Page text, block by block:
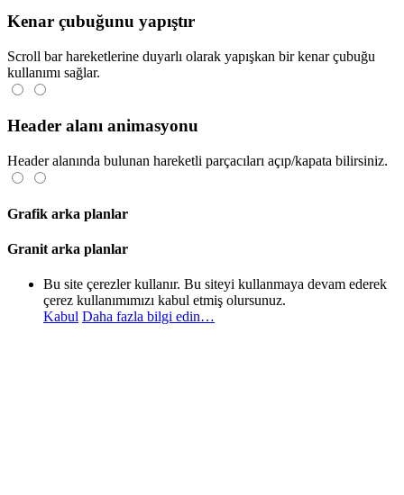
Kenar çubuğunu yapıştır
Scroll bar hareketlerine duyarlı olarak yapışkan bir kenar çubuğu
kullanımı sağlar.
Header alanı animasyonu
Header alanında bulunan hareketli parçacıları açıp/kapata bilirsiniz.
Grafik arka planlar
Granit arka planlar
Bu site çerezler kullanır. Bu siteyi kullanmaya devam ederek
çerez kullanımımızı kabul etmiş olursunuz.
Kabul Daha fazla bilgi edin…